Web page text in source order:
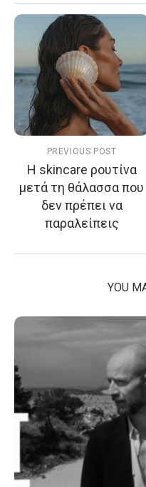
PREVIOUS POST
Η skincare ρουτίνα
μετά τη θάλασσα που
δεν πρέπει να
παραλείπεις
YOU